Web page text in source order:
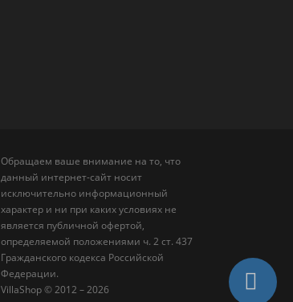
Обращаем ваше внимание на то, что
данный интернет-сайт носит
исключительно информационный
характер и ни при каких условиях не
является публичной офертой,
определяемой положениями ч. 2 ст. 437
Гражданского кодекса Российской
Федерации.
VillaShop © 2012 – 2026